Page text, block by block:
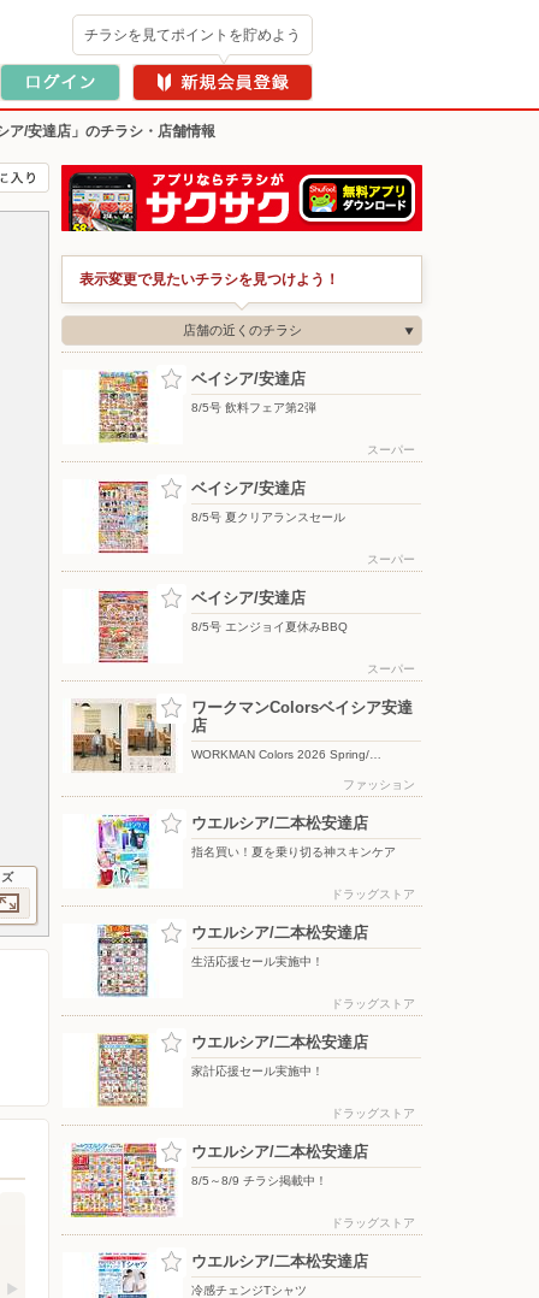
チラシを見てポイントを貯めよう
ア/安達店」のチラシ・店舗情報
表示変更で見たいチラシを見つけよう！
店舗の近くのチラシ
ベイシア/安達店
8/5号 飲料フェア第2弾
スーパー
ベイシア/安達店
8/5号 夏クリアランスセール
スーパー
ベイシア/安達店
8/5号 エンジョイ夏休みBBQ
スーパー
ワークマンColorsベイシア安達
店
WORKMAN Colors 2026 Spring/…
ファッション
ウエルシア/二本松安達店
指名買い！夏を乗り切る神スキンケア
ドラッグストア
ウエルシア/二本松安達店
生活応援セール実施中！
ドラッグストア
ウエルシア/二本松安達店
家計応援セール実施中！
ドラッグストア
ウエルシア/二本松安達店
8/5～8/9 チラシ掲載中！
ドラッグストア
ウエルシア/二本松安達店
冷感チェンジTシャツ